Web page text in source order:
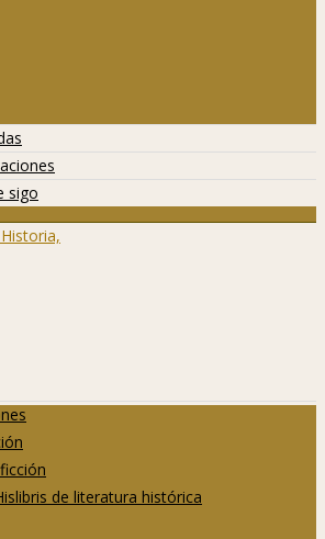
sigo
de literatura histórica